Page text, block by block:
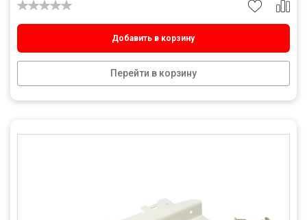
Добавить в корзину
Перейти в корзину